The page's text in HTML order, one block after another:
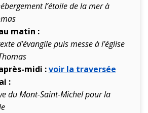
l’étoile de la mer à
matin :
d’évangile puis messe à l’église
midi :voir la traversée
:
du Mont-Saint-Michel pour la